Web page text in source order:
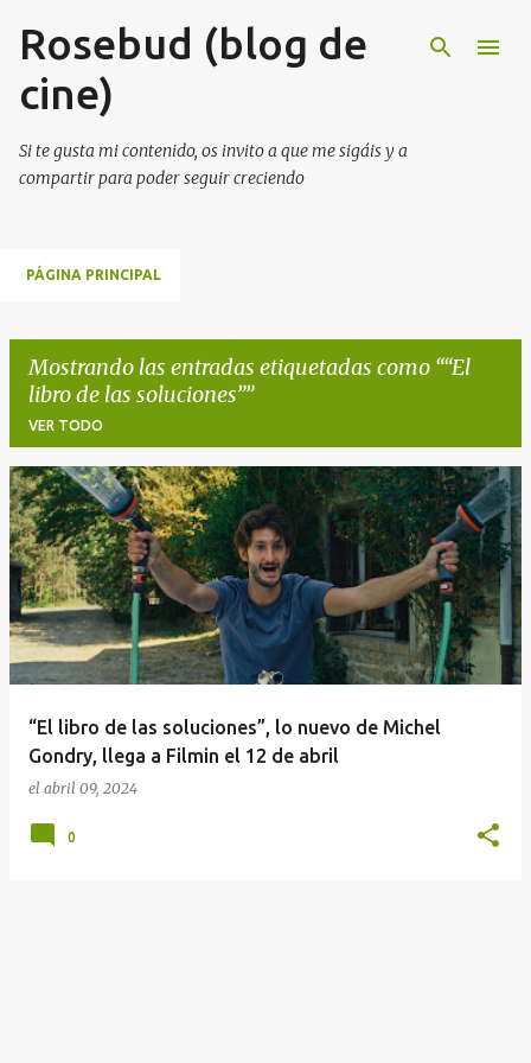
Ir al contenido principal
Rosebud (blog de
cine)
Si te gusta mi contenido, os invito a que me sigáis y a
compartir para poder seguir creciendo
PÁGINA PRINCIPAL
Mostrando las entradas etiquetadas como “El
libro de las soluciones”
VER TODO
E
n
t
r
a
d
“El libro de las soluciones”, lo nuevo de Michel
Gondry, llega a Filmin el 12 de abril
el abril 09, 2024
0